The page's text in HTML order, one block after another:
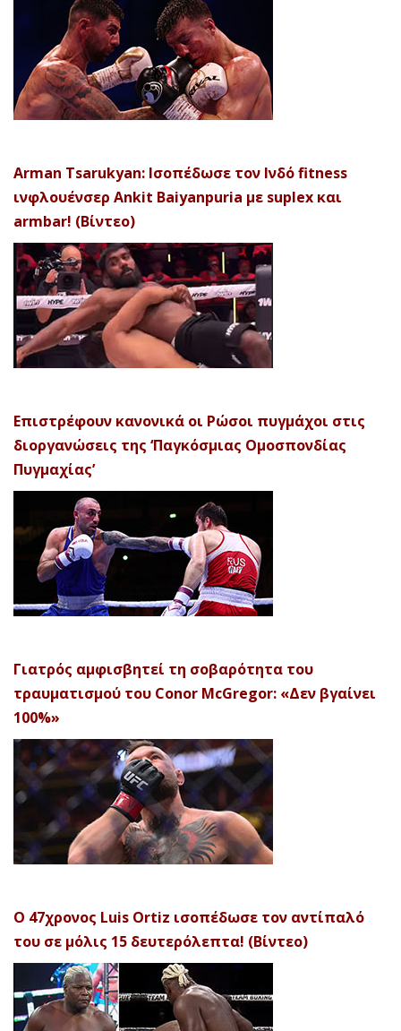
Arman Tsarukyan: Ισοπέδωσε τον Ινδό fitness
ινφλουένσερ Ankit Baiyanpuria με suplex και
armbar! (Βίντεο)
Επιστρέφουν κανονικά οι Ρώσοι πυγμάχοι στις
διοργανώσεις της ‘Παγκόσμιας Ομοσπονδίας
Πυγμαχίας’
Γιατρός αμφισβητεί τη σοβαρότητα του
τραυματισμού του Conor McGregor: «Δεν βγαίνει
100%»
Ο 47χρονος Luis Ortiz ισοπέδωσε τον αντίπαλό
του σε μόλις 15 δευτερόλεπτα! (Βίντεο)